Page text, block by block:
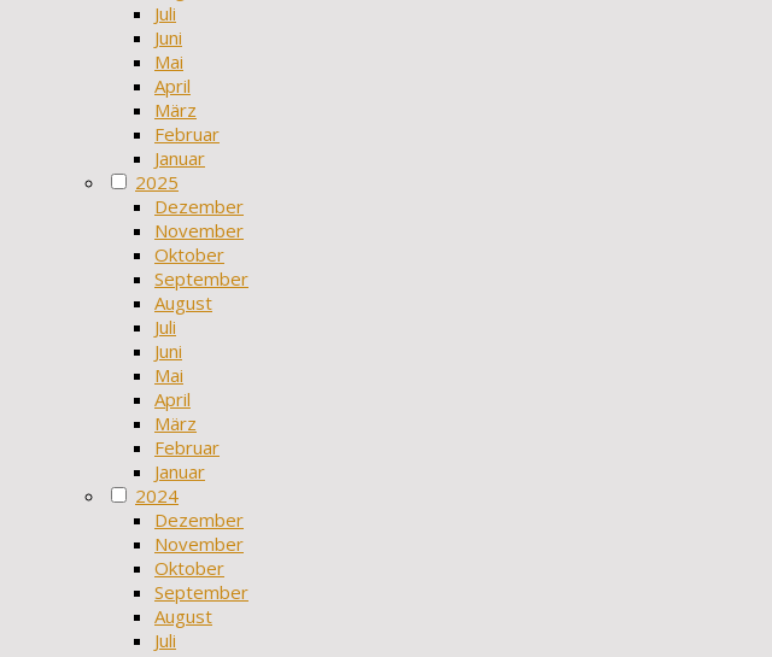
Juli
Juni
Mai
April
März
Februar
Januar
2025
Dezember
November
Oktober
September
August
Juli
Juni
Mai
April
März
Februar
Januar
2024
Dezember
November
Oktober
September
August
Juli